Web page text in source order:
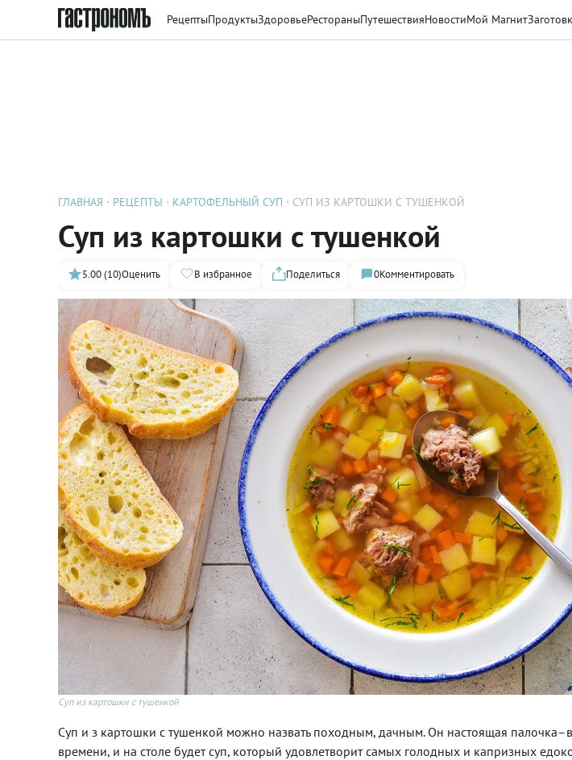
РецептыПродуктыЗдоровьеРестораныПутешествияНовостиМой Магнит
ГЛАВНАЯ РЕЦЕПТЫ КАРТОФЕЛЬНЫЙ СУП СУП ИЗ КАРТОШКИ С ТУШЕНКОЙ
Суп из картошки с тушенкой
5.00 (10)Оценить В избранное Поделиться 0Комментировать
Суп из картошки с тушенкой
Суп и з картошки с тушенкой можно назвать походным, дачным. Он настоящая
времени, и на столе будет суп, который удовлетворит самых голодных и капризных